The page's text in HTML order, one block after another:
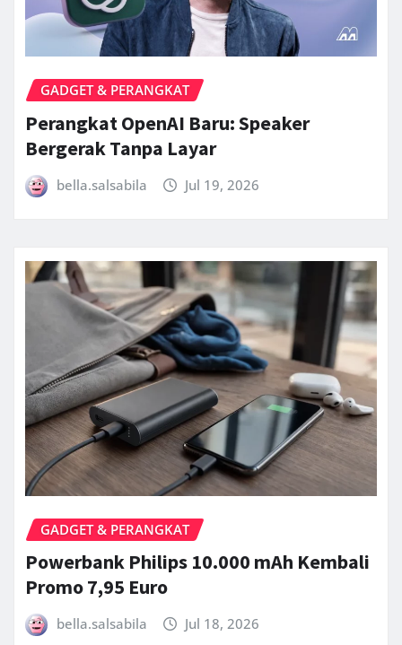
GADGET & PERANGKAT
Perangkat OpenAI Baru: Speaker
Bergerak Tanpa Layar
bella.salsabila Jul 19, 2026
GADGET & PERANGKAT
Powerbank Philips 10.000 mAh Kembali
Promo 7,95 Euro
bella.salsabila Jul 18, 2026